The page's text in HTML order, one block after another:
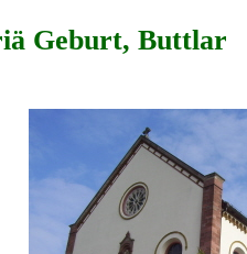
Geburt, Buttlar